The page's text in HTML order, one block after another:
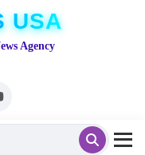
USA
Agency